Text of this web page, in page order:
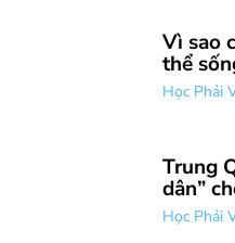
Vì sao
thể
Học Phải
Trung
dân”
Học Phải